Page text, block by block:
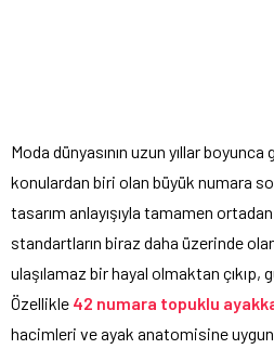
Moda dünyasının uzun yıllar
konulardan biri olan büyük numara
tasarım anlayışıyla tamamen ortadan
standartların biraz daha üzerinde
ulaşılamaz bir hayal olmaktan çıkıp,
Özellikle 42 numara topuklu
hacimleri ve ayak anatomisine